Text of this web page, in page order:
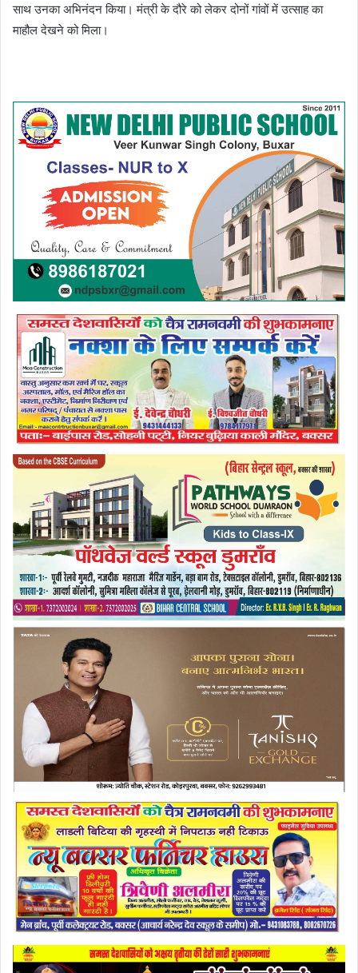
साथ उनका अभिनंदन किया। मंत्री के दौरे को लेकर दोनों गांवों में उत्साह का
माहौल देखने को मिला।